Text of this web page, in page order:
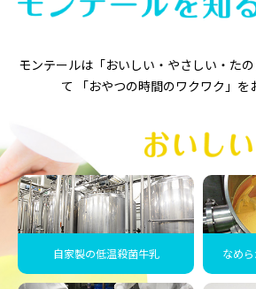
モンテールは「おいしい・やさしい・た
て 「おやつの時間のワクワク」を
自家製の低温殺菌牛乳 なめ